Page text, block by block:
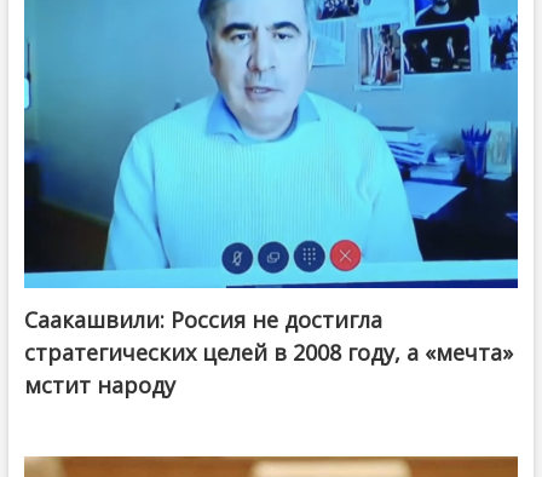
Саакашвили: Россия не достигла
стратегических целей в 2008 году, а «мечта»
мстит народу